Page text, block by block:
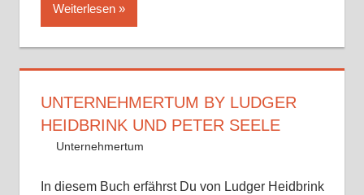
Weiterlesen
UNTERNEHMERTUM BY LUDGER
HEIDBRINK UND PETER SEELE
13. August 2017
Mike
Unternehmertum
In diesem Buch erfährst Du von Ludger Heidbrink